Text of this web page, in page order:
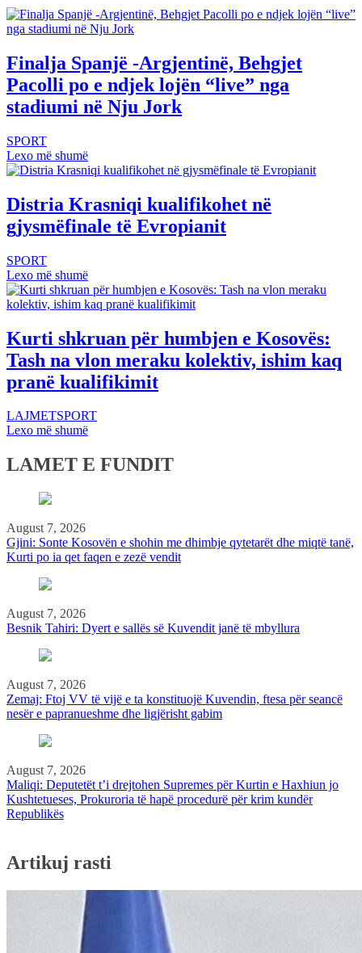
Finalja Spanjë -Argjentinë, Behgjet
Pacolli po e ndjek lojën “live” nga
stadiumi në Nju Jork
SPORT
Lexo më shumë
Distria Krasniqi kualifikohet në
gjysmëfinale të Evropianit
SPORT
Lexo më shumë
Kurti shkruan për humbjen e Kosovës:
Tash na vlon meraku kolektiv, ishim kaq
pranë kualifikimit
LAJMETSPORT
Lexo më shumë
LAMET E FUNDIT
August 7, 2026
Gjini: Sonte Kosovën e shohin me dhimbje qytetarët dhe miqtë tanë,
Kurti po ia qet faqen e zezë vendit
August 7, 2026
Besnik Tahiri: Dyert e sallës së Kuvendit janë të mbyllura
August 7, 2026
Zemaj: Ftoj VV të vijë e ta konstituojë Kuvendin, ftesa për seancë
nesër e papranueshme dhe ligjërisht gabim
August 7, 2026
Maliqi: Deputetët t’i drejtohen Supremes për Kurtin e Haxhiun jo
Kushtetueses, Prokuroria të hapë procedurë për krim kundër
Republikës
Artikuj rasti